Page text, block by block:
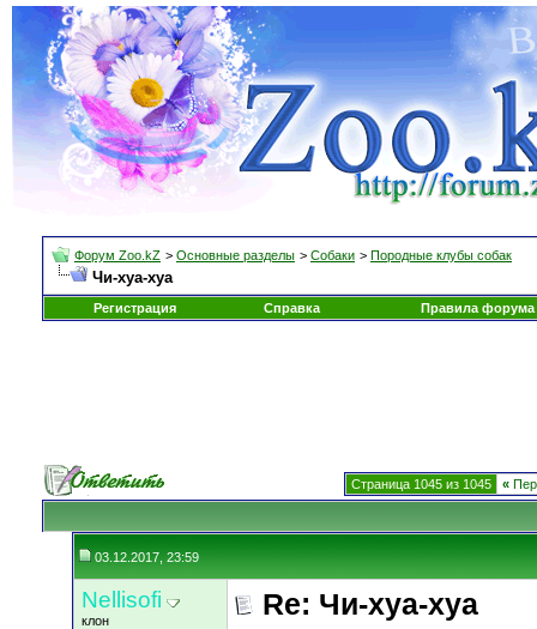
Форум Zoo.kZ > Основные разделы > Собаки > Породные клубы собак
Чи-хуа-хуа
Регистрация Справка Правила форума
Страница 1045 из 1045 «
03.12.2017, 23:59
Nellisofi
клон
Re: Чи-хуа-хуа